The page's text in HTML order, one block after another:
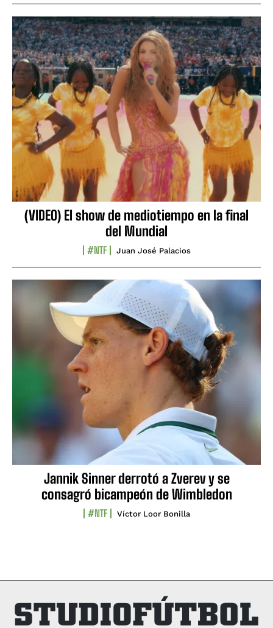
(VIDEO) El show de mediotiempo en la final
del Mundial
#NTF Juan José Palacios
Jannik Sinner derrotó a Zverev y se
consagró bicampeón de Wimbledon
#NTF Víctor Loor Bonilla